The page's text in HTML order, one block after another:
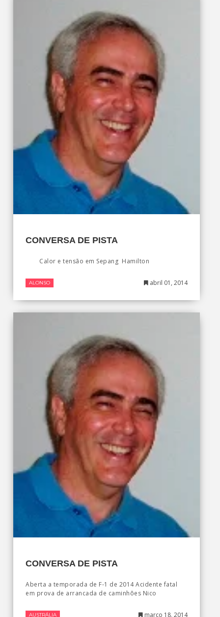
CONVERSA DE PISTA
Calor e tensão em Sepang Hamilton
ALONSO abril 01, 2014
CONVERSA DE PISTA
Aberta a temporada de F-1 de 2014 Acidente fatal
em prova de arrancada de caminhões Nico
AUSTRÁLIA março 18, 2014